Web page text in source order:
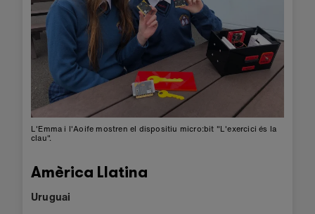
L'Emma i l'Aoife mostren el dispositiu micro:bit "L'exercici és la
clau".
Amèrica Llatina
Uruguai